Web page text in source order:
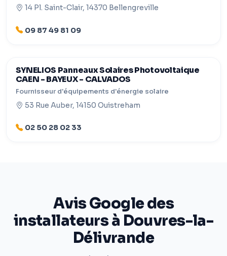
14 Pl. Saint-Clair, 14370 Bellengreville
09 87 49 81 09
SYNELIOS Panneaux Solaires Photovoltaique
CAEN - BAYEUX - CALVADOS
Fournisseur d'équipements d'énergie solaire
53 Rue Auber, 14150 Ouistreham
02 50 28 02 33
Avis Google des
installateurs à Douvres-la-
Délivrande